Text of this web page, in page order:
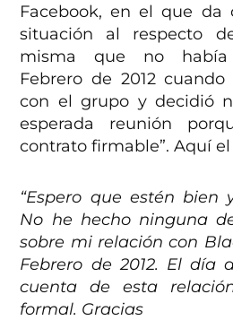
Facebook, en el que da
situación al respecto
misma que no había
Febrero de 2012
con el grupo y decidió
esperada reunión
contrato firmable”. Aquí
“Espero que estén bien
No he hecho ninguna
sobre mi relación con
Febrero de 2012. El día
cuenta de esta
formal. Gracias